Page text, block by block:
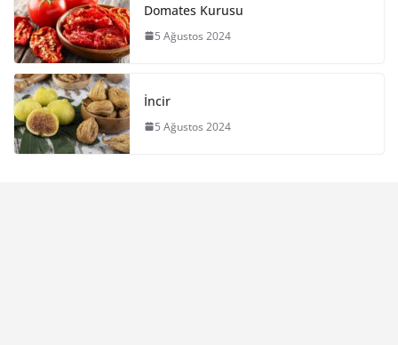
Domates Kurusu
5 Ağustos 2024
İncir
5 Ağustos 2024